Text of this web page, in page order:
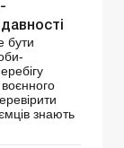
бути
знають